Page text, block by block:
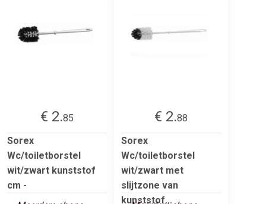
€ 2.85
Sorex
Wc/toiletborstel
wit/zwart kunststof
cm -
€ 2.88
Sorex
Wc/toiletborstel
wit/zwart met
slijtzone van
kunststof...